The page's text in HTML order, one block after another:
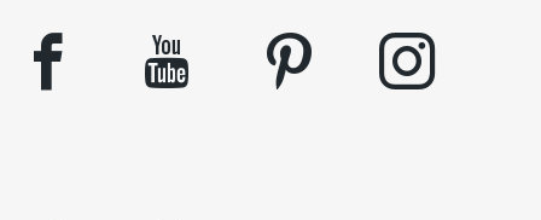
facebook youtube pinterest instagram